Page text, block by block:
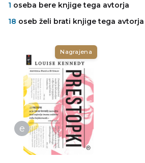
1 oseba bere knjige tega avtorja
18 oseb želi brati knjige tega avtorja
Nagrajena
e